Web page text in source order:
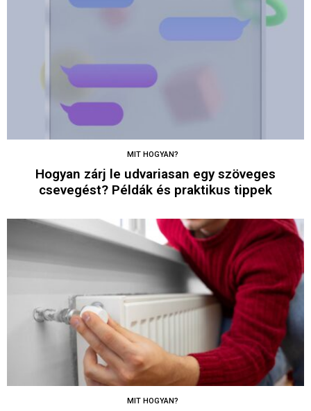
MIT HOGYAN?
Hogyan zárj le udvariasan egy szöveges
csevegést? Példák és praktikus tippek
MIT HOGYAN?